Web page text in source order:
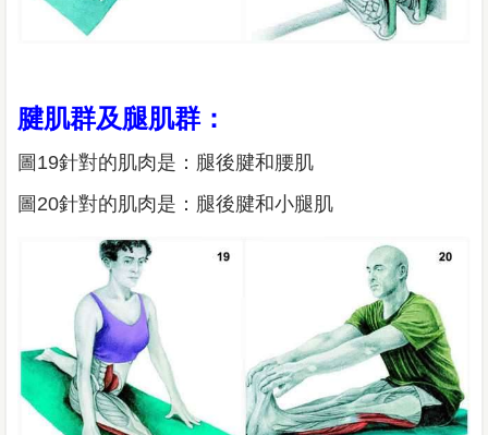
腱肌群及腿肌群：
圖19針對的肌肉是：腿後腱和腰肌
圖20針對的肌肉是：腿後腱和小腿肌